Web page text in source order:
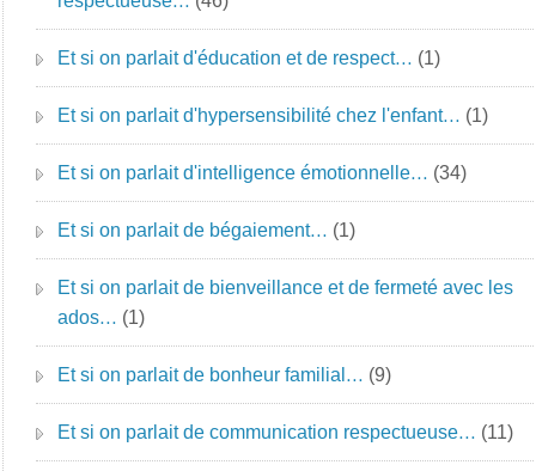
Et si on parlait d'éducation et de respect… (1)
Et si on parlait d'hypersensibilité chez l'enfant… (1)
Et si on parlait d'intelligence émotionnelle… (34)
Et si on parlait de bégaiement… (1)
Et si on parlait de bienveillance et de fermeté avec les
ados… (1)
Et si on parlait de bonheur familial… (9)
Et si on parlait de communication respectueuse… (11)